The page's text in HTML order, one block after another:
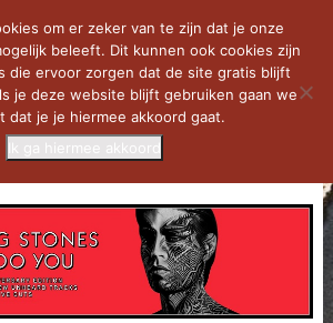
om er zeker van te zijn dat je onze
beleeft. Dit kunnen ook cookies zijn
die ervoor zorgen dat de site gratis blijft
je deze website blijft gebruiken gaan we
dat je je hiermee akkoord gaat.
Ik ga hiermee akkoord